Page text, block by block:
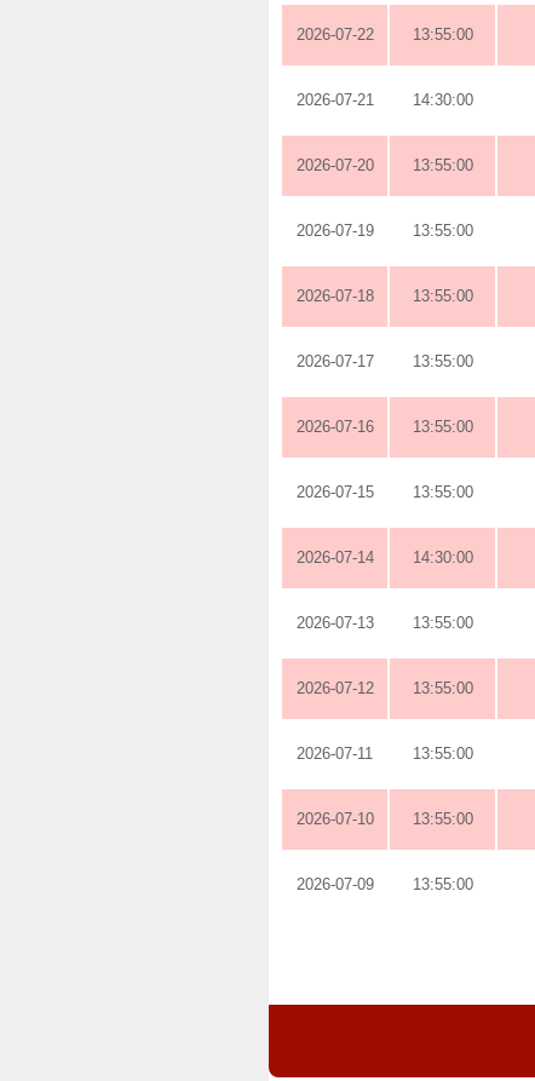
2026-07-22 13:55:00
2026-07-21 14:30:00
2026-07-20 13:55:00
2026-07-19 13:55:00
2026-07-18 13:55:00
2026-07-17 13:55:00
2026-07-16 13:55:00
2026-07-15 13:55:00
2026-07-14 14:30:00
2026-07-13 13:55:00
2026-07-12 13:55:00
2026-07-11 13:55:00
2026-07-10 13:55:00
2026-07-09 13:55:00